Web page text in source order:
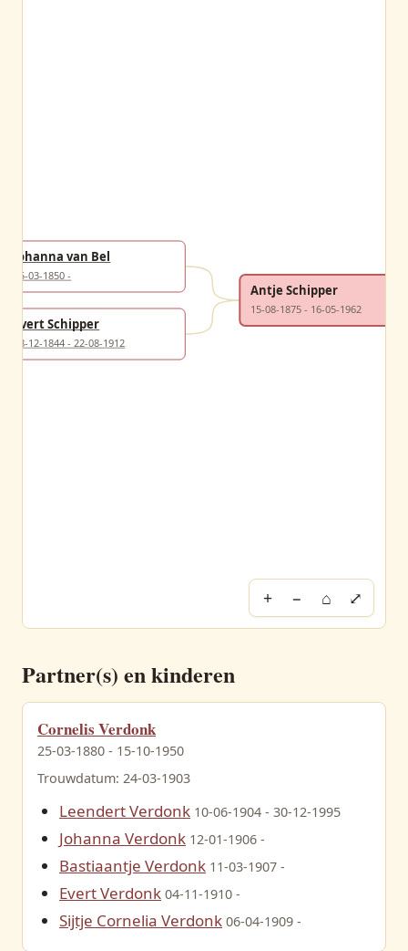
Johanna van Bel
05-03-1850 -
Evert Schipper
28-12-1844 - 22-08-1912
Antje Schipper
15-08-1875 - 16-05-1962
+ − ⌂ ⤢
Partner(s) en kinderen
Cornelis Verdonk
25-03-1880 - 15-10-1950
Trouwdatum: 24-03-1903
Leendert Verdonk 10-06-1904 - 30-12-1995
Johanna Verdonk 12-01-1906 -
Bastiaantje Verdonk 11-03-1907 -
Evert Verdonk 04-11-1910 -
Sijtje Cornelia Verdonk 06-04-1909 -